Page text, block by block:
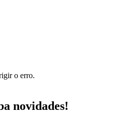
o erro.
novidades!